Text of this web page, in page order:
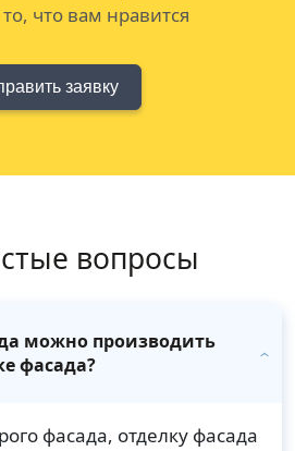
что вам нравится
заявку
вопросы
можно производить
фасада?
фасада, отделку фасада